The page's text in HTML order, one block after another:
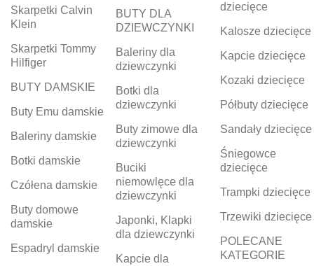
Skarpetki Calvin
Klein
Skarpetki Tommy
Hilfiger
BUTY DAMSKIE
Buty Emu damskie
Baleriny damskie
Botki damskie
Czółena damskie
Buty domowe
damskie
Espadryl damskie
BUTY DLA
DZIEWCZYNKI
Baleriny dla
dziewczynki
Botki dla
dziewczynki
Buty zimowe dla
dziewczynki
Buciki
niemowlęce dla
dziewczynki
Japonki, Klapki
dla dziewczynki
Kapcie dla
dziecięce
Kalosze dziecięce
Kapcie dziecięce
Kozaki dziecięce
Półbuty dziecięce
Sandały dziecięce
Śniegowce
dziecięce
Trampki dziecięce
Trzewiki dziecięce
POLECANE
KATEGORIE